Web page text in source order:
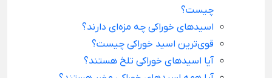
چیست؟
اسیدهای خوراکی چه مزه‌ای دارند؟
قوی‌ترین اسید خوراکی چیست؟
آیا اسیدهای خوراکی تلخ هستند؟